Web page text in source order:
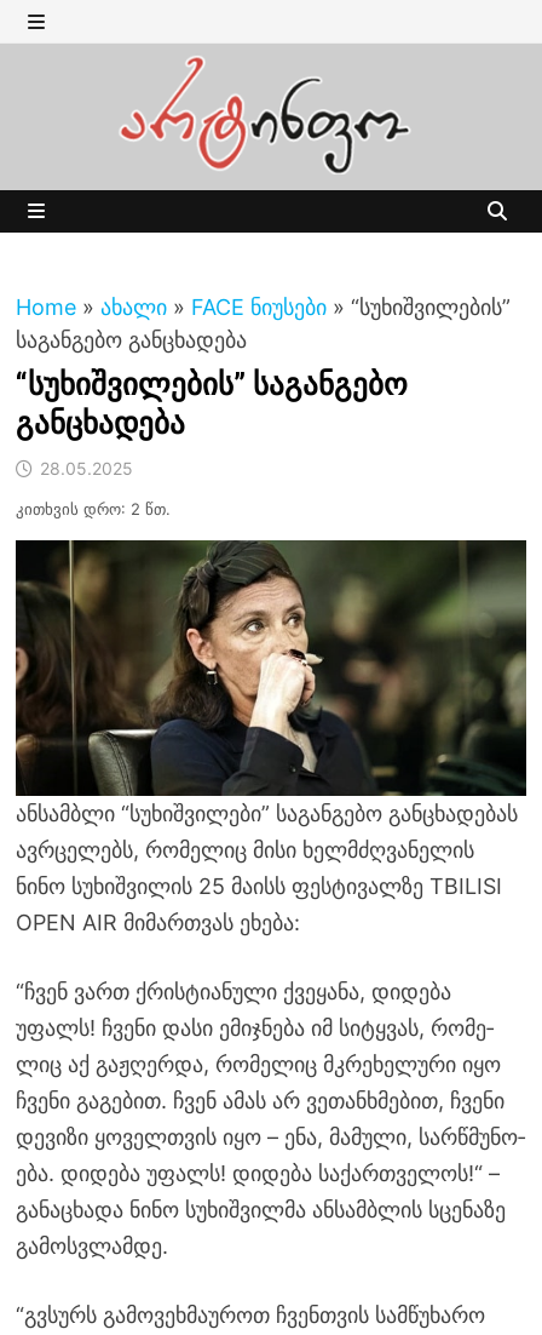
Skip
to MENU
Home » ახალი » FACE ნიუსები » “სუხიშვილების”
საგანგებო განცხადება
“სუხიშვილების” საგანგებო
განცხადება
28.05.2025
კითხვის დრო: 2 წთ.
ანსამბლი “სუხიშვილები” საგანგებო განცხადებას
ავრცელებს, რომელიც მისი ხელმძღვანელის
ნინო სუხიშვილის 25 მაისს ფესტივალზე TBILISI
OPEN AIR მიმართვას ეხება:
“ჩვენ ვართ ქრის­ტი­ა­ნუ­ლი ქვე­ყა­ნა, დი­დე­ბა
უფალს! ჩვე­ნი დასი ემიჯ­ნე­ბა იმ სი­ტყვას, რო­მე­
ლიც აქ გაჟ­ღერ­და, რო­მე­ლიც მკრე­ხე­ლუ­რი იყო
ჩვე­ნი გა­გე­ბით. ჩვენ ამას არ ვე­თან­ხმე­ბით, ჩვე­ნი
დე­ვი­ზი ყო­ველ­თვის იყო – ენა, მა­მუ­ლი, სარ­წმუ­ნო­
ე­ბა. დიდება უფალს! დიდება საქართველოს!“ –
განაცხადა ნინო სუხიშვილმა ანსამბლის სცენაზე
გამოსვლამდე.
“გვსურს გამოვეხმაუროთ ჩვენთვის სამწუხარო